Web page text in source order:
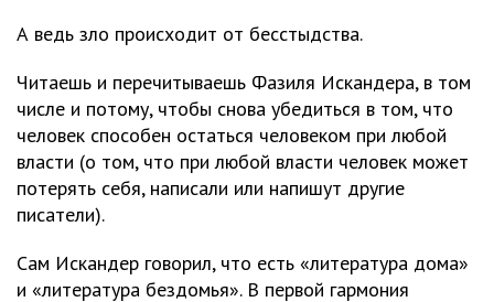
А ведь зло происходит от бесстыдства.
Читаешь и перечитываешь Фазиля Искандера, в том
числе и потому, чтобы снова убедиться в том, что
человек способен остаться человеком при любой
власти (о том, что при любой власти человек может
потерять себя, написали или напишут другие
писатели).
Сам Искандер говорил, что есть «литература дома»
и «литература бездомья». В первой гармония